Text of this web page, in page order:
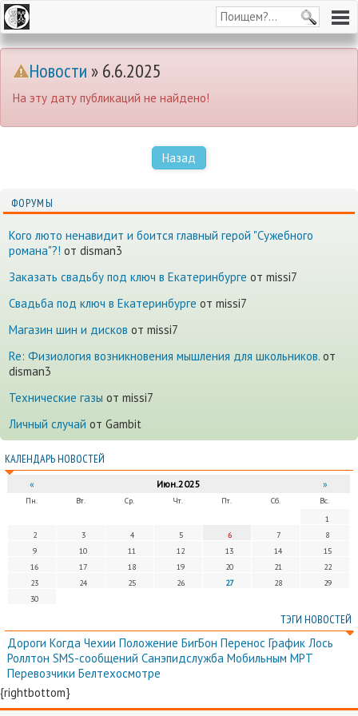
Новости» 6.6.2025
На эту дату публикаций не найдено!
Назад
ФОРУМЫ
Кого люто ненавидит и боится главный герой "Сужебного
романа"?! от disman3
Заказать свадьбу под ключ в Екатеринбурге от missi7
Cвадьба под ключ в Екатеринбурге от missi7
Магазин шин и дисков от missi7
Re: Физиология возникновения мышления для школьников. от
disman3
Технические газы от missi7
Личный случай от Gambit
КАЛЕНДАРЬ НОВОСТЕЙ
« Июн.2025 »
Пн. Вт. Ср. Чт. Пт. Сб.
Вс.
1
2
3 4 5 6 7
8
9
10 11 12 13 14
15
16
17 18 19 20 21
22
23
24 25 26 27 28
29
30
ТЭГИ НОВОСТЕЙ
Дороги Когда Чехии Положение БигБон Перенос График Лось
Роллтон SMS-сообщений Санэпидслужба Мобильным МРТ
Перевозчики Белтехосмотре
{rightbottom}